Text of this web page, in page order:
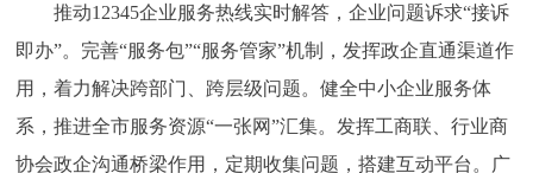
推动12345企业服务热线实时解答，企业问题诉求“接诉
即办”。完善“服务包”“服务管家”机制，发挥政企直通渠道作
用，着力解决跨部门、跨层级问题。健全中小企业服务体
系，推进全市服务资源“一张网”汇集。发挥工商联、行业商
协会政企沟通桥梁作用，定期收集问题，搭建互动平台。广